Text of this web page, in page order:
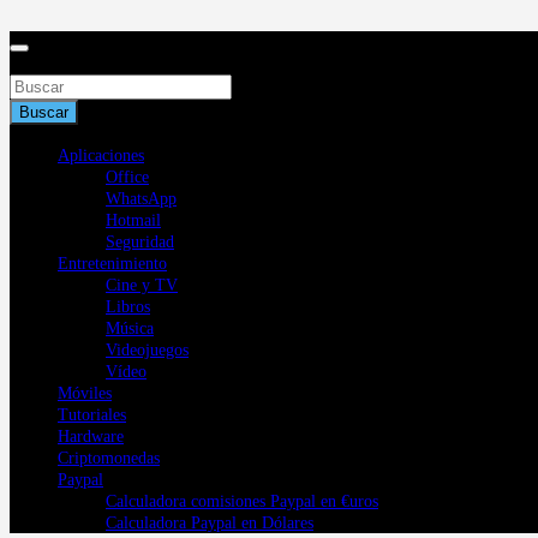
al
Buscar
Aplicaciones
Office
WhatsApp
Hotmail
Seguridad
Entretenimiento
Cine y TV
Libros
Música
Videojuegos
Vídeo
Móviles
Tutoriales
Hardware
Criptomonedas
Paypal
Calculadora comisiones Paypal en €uros
Calculadora Paypal en Dólares